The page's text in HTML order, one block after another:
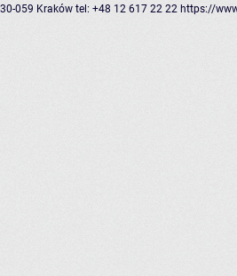
30-059 Kraków tel: +48 12 617 22 22 https://